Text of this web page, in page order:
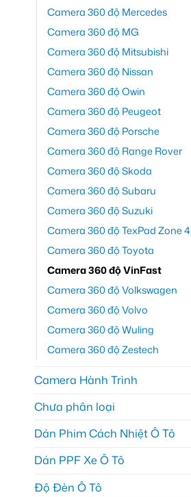
Camera 360 độ Mercedes
Camera 360 độ MG
Camera 360 độ Mitsubishi
Camera 360 độ Nissan
Camera 360 độ Owin
Camera 360 độ Peugeot
Camera 360 độ Porsche
Camera 360 độ Range Rover
Camera 360 độ Skoda
Camera 360 độ Subaru
Camera 360 độ Suzuki
Camera 360 độ TexPad Zone 4
Camera 360 độ Toyota
Camera 360 độ VinFast
Camera 360 độ Volkswagen
Camera 360 độ Volvo
Camera 360 độ Wuling
Camera 360 độ Zestech
Camera Hành Trình
Chưa phân loại
Dán Phim Cách Nhiệt Ô Tô
Dán PPF Xe Ô Tô
Độ Đèn Ô Tô